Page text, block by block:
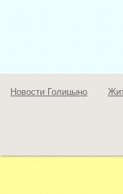
Новости Голицыно